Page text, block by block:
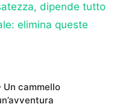
dipende tutto
elimina queste
Un cammello